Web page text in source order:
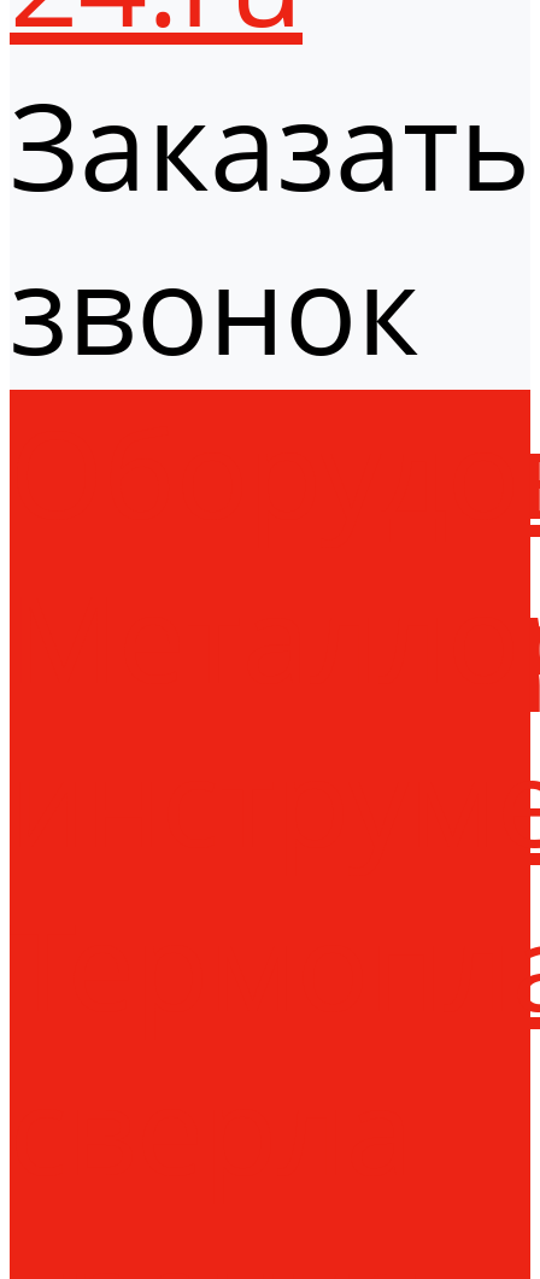
Заказать
звонок